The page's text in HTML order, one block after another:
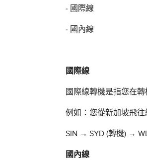
- 國際線
- 國內線
國際線
國際線轉機是指您在
例如：您從新加坡飛
SIN → SYD (轉機) →
國內線